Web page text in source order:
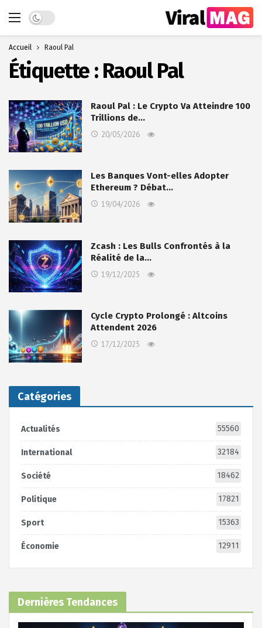
Dark mode
Accueil Raoul Pal
Étiquette : Raoul Pal
Raoul Pal : Le Crypto Va Atteindre 100
Trillions de…
20/05/2026
Les Banques Vont-elles Adopter
Ethereum ? Débat…
19/04/2026
Zcash : Les Bulls Confrontés à la
Réalité de la…
19/12/2025
Cycle Crypto Prolongé : Altcoins
Attendent 2026
17/12/2025
Catégories
Actualités 55560
International 32184
Société 18462
Politique 17821
Sport 15363
Économie 12911
Dernières Tendances